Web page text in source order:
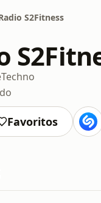
S2Fitness
Techno
Favoritos